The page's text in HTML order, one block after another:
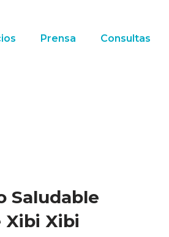
Prensa Consultas
Saludable
Xibi Xibi